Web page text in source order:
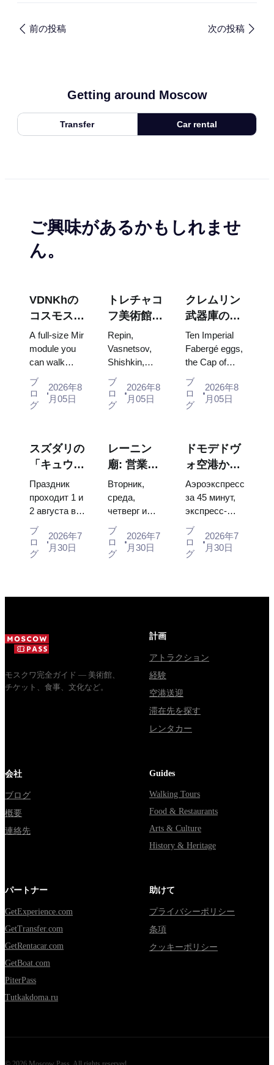
前の投稿 次の投稿
Getting around Moscow
Transfer Car rental
ご興味があるかもしれませ
ん。
VDNKhの
コスモス・
パビリオ
ン：ロシア
最大の宇宙
博覧会内部
A full-size Mir
module you
can walk
through, the
Energia–
Buran model,
capsules and
120 pieces of
flight...
ブ
ロ
グ
2026年8
月05日
トレチャコ
フ美術館の
傑作：計画
を立てる価
値のある絵
画
Repin,
Vasnetsov,
Shishkin,
Vrubel, Serov
and Surikov
— the works
they hang,
and why
booking the...
ブ
ロ
グ
2026年8
月05日
クレムリン
武器庫の
宝：ファベ
ルジェの
卵、玉座、
戴冠式の衣
装
Ten Imperial
Fabergé eggs,
the Cap of
Monomakh,
the double
throne of two
dress of
Catherine...
ブ
ロ
グ
2026年8
月05日
スズダリの
「キュウリ
の日」
2026：チケ
ット、日
程、モスク
ワからのア
クセス方法
Праздник
проходит 1 и
2 августа в
Музее
деревянного
зодчества.
через
Владими...
ブ
ロ
グ
2026年7
月30日
レーニン
廟: 営業時
間、入場方
法、そして
クレムリン
との混同に
ついての主
な混乱点
Вторник,
среда,
четверг и
суббота с
10:00 до
13:00, вход
Мавзолей
ブ
ロ
グ
2026年7
月30日
ドモデドヴ
ォ空港から
モスクワ市
内へ：エア
ポートエク
スプレス、
バス、また
は電車
Аэроэкспресс
за 45 минут,
экспресс-
автобус за
450 рублей,
социальный
ブ
ロ
グ
2026年7
月30日
モスクワ完全ガイド — 美術館、
チケット、食事、文化など。
計画
アトラクション
経験
空港送迎
滞在先を探す
レンタカー
会社
ブログ
概要
連絡先
Guides
Walking Tours
Food & Restaurants
Arts & Culture
History & Heritage
パートナー
GetExperience.com
GetTransfer.com
GetRentacar.com
GetBoat.com
PiterPass
Tutkakdoma.ru
助けて
プライバシーポリシー
条項
クッキーポリシー